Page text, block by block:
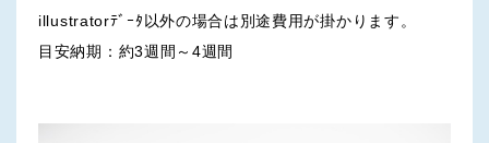
illustratorﾃﾞｰﾀ以外の場合は別途費用が掛かります。
目安納期：約3週間～4週間